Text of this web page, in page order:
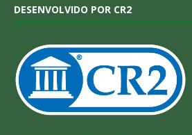
DESENVOLVIDO POR CR2